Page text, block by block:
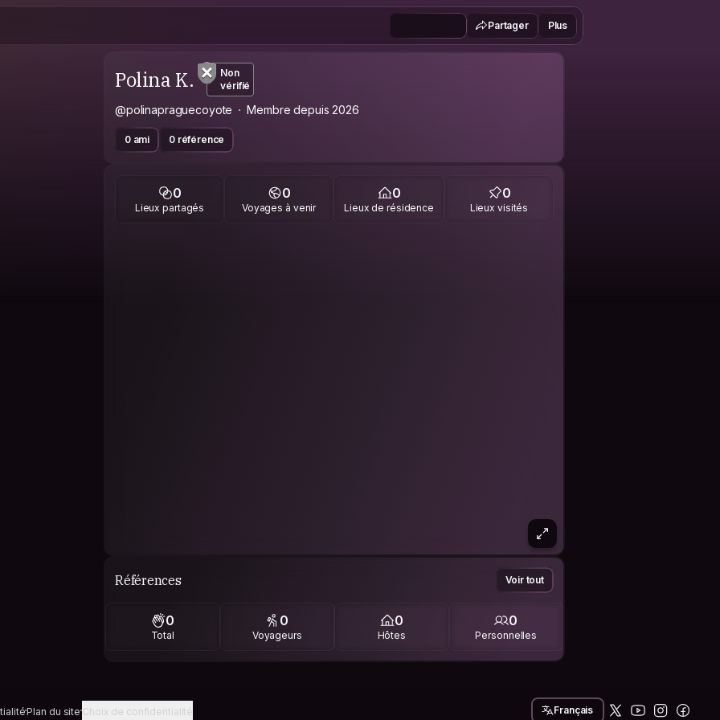
Partager Plus
Polina K.
Non
vérifié
@polinapraguecoyote Membre depuis 2026
0 ami 0 référence
0
Lieux partagés
0
Voyages à venir
0
Lieux de résidence
0
Lieux visités
Références Voir tout
0
Total
0
Voyageurs
0
Hôtes
0
Personnelles
Plan du siteChoix de confidentialité Français